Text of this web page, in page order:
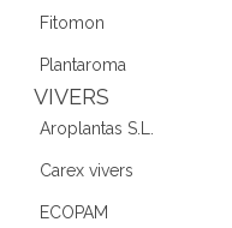
Fitomon
Plantaroma
VIVERS
Aroplantas S.L.
Carex vivers
ECOPAM